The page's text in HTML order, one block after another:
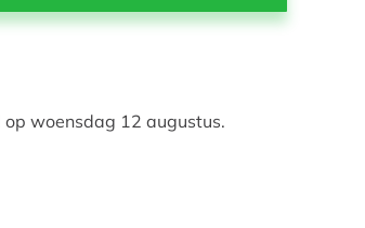
woensdag 12 augustus.